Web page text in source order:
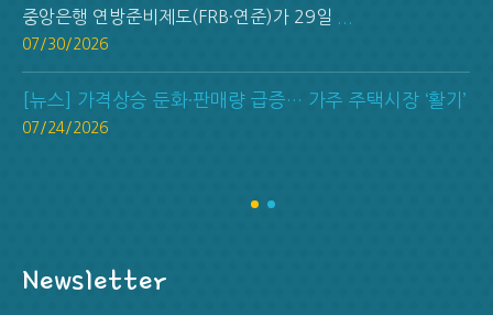
중앙은행 연방준비제도(FRB·연준)가 29일
07/30/2026
[뉴스] 가격상승 둔화·판매량 급증… 가주 주택시장 ‘활기’
07/24/2026
Newsletter